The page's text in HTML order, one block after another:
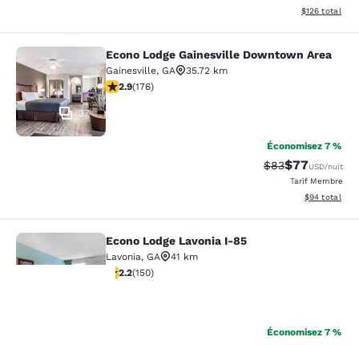
Afficher les
$126 total
Econo Lodge Gainesville Downtown
37
Econo Lodge Gainesville Downtown Area
Gainesville, GA
35.72 km
2.86 étoiles. Moyen. 176 commentaires
2.9(176)
Économisez 7 %
Tarif barré :
$83Tarif réduit :
$77USD/nuit
Tarif Membre
Afficher les
$94 total
Econo Lodge Lavonia I-85
Econo Lodge Lavonia I-85
Lavonia, GA
41 km
2.21 étoiles. Moyen. 150 commentaires
2.2(150)
Économisez 7 %